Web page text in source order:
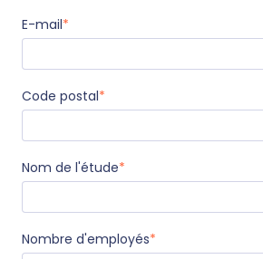
E-mail*
Code postal*
Nom de l'étude*
Nombre d'employés*